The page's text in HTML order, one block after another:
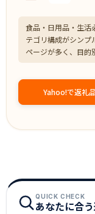
食品・日用品・生活
テゴリ構成がシンプ
ページが多く、目的
Yahoo!で返礼
QUICK CHECK
あなたに合